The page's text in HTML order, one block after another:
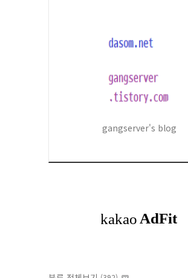
gangserver's blog